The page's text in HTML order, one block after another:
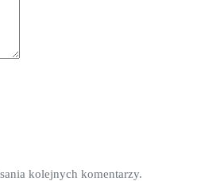
kolejnych komentarzy.